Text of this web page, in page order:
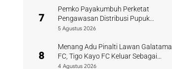
7
Pemko Payakumbuh Perketat
Pengawasan Distribusi Pupuk
Bersubsidi bagi Petani Lokal
5 Agustus 2026
8
Menang Adu Pinalti Lawan Galatama
FC, Tigo Kayo FC Keluar Sebagai
Juara Piala Walikota Payakumbuh
4 Agustus 2026